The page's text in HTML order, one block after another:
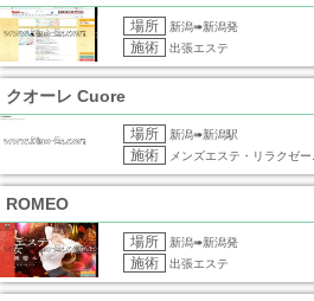
場所 新潟➠新潟発
施術 出張エステ
クオーレ Cuore
場所 新潟➠新潟駅
施術 メンズエステ・リラクゼー..
ROMEO
場所 新潟➠新潟発
施術 出張エステ